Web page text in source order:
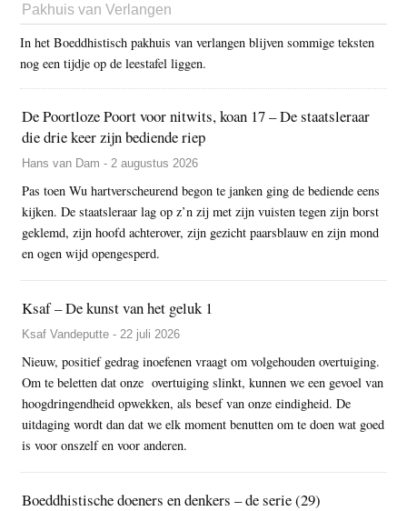
Pakhuis van Verlangen
In het Boeddhistisch pakhuis van verlangen blijven sommige teksten
nog een tijdje op de leestafel liggen.
De Poortloze Poort voor nitwits, koan 17 – De staatsleraar
die drie keer zijn bediende riep
Hans van Dam - 2 augustus 2026
Pas toen Wu hartverscheurend begon te janken ging de bediende eens
kijken. De staatsleraar lag op z’n zij met zijn vuisten tegen zijn borst
geklemd, zijn hoofd achterover, zijn gezicht paarsblauw en zijn mond
en ogen wijd opengesperd.
Ksaf – De kunst van het geluk 1
Ksaf Vandeputte - 22 juli 2026
Nieuw, positief gedrag inoefenen vraagt om volgehouden overtuiging.
Om te beletten dat onze overtuiging slinkt, kunnen we een gevoel van
hoogdringendheid opwekken, als besef van onze eindigheid. De
uitdaging wordt dan dat we elk moment benutten om te doen wat goed
is voor onszelf en voor anderen.
Boeddhistische doeners en denkers – de serie (29)